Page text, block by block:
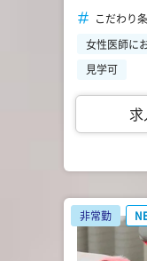
こだわり
女性医師に
見学可
非常勤